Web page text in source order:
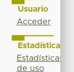
Usuario
Acceder
Estadísticas
Estadísticas
de uso